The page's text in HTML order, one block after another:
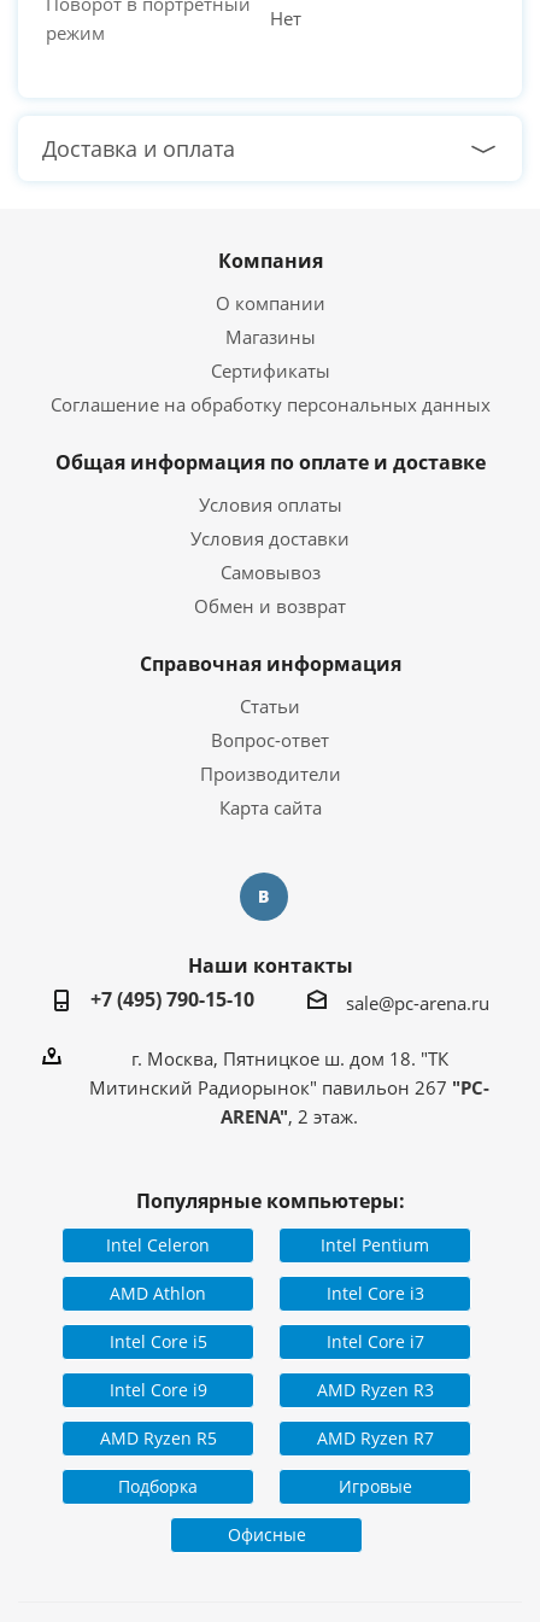
режим
Нет
Доставка и оплата
Компания
О компании
Магазины
Сертификаты
Соглашение на обработку персональных данных
Общая информация по оплате и доставке
Условия оплаты
Условия доставки
Самовывоз
Обмен и возврат
Справочная информация
Статьи
Вопрос-ответ
Производители
Карта сайта
Наши контакты
+7 (495) 790-15-10
sale@pc-arena.ru
г. Москва, Пятницкое ш. дом 18. "ТК
Митинский Радиорынок" павильон 267 "PC-
ARENA", 2 этаж.
Популярные компьютеры:
Intel Celeron Intel Pentium
AMD Athlon Intel Core i3
Intel Core i5 Intel Core i7
Intel Core i9 AMD Ryzen R3
AMD Ryzen R5 AMD Ryzen R7
Подборка Игровые
Офисные